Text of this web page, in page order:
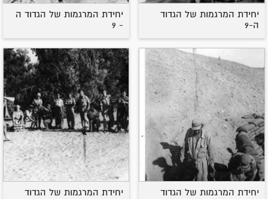
יחידת המרגמות של הגדוד
ה-9
יחידת המרגמות של הגדוד ה
- 9
יחידת המרגמות של הגדוד
יחידת המרגמות של הגדוד